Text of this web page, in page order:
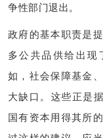
争性部门退出。
政府的基本职责是
多公共品供给出现
如，社会保障基金
大缺口。这些正是
国有资本用得其所